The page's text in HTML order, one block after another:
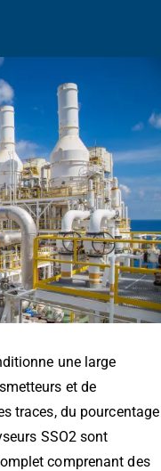
une large
et de
traces, du pourcentage
SSO2 sont
comprenant des